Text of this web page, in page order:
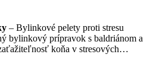
– Bylinkové pelety proti stresu
bylinkový prípravok s baldriánom a
koňa v stresových…